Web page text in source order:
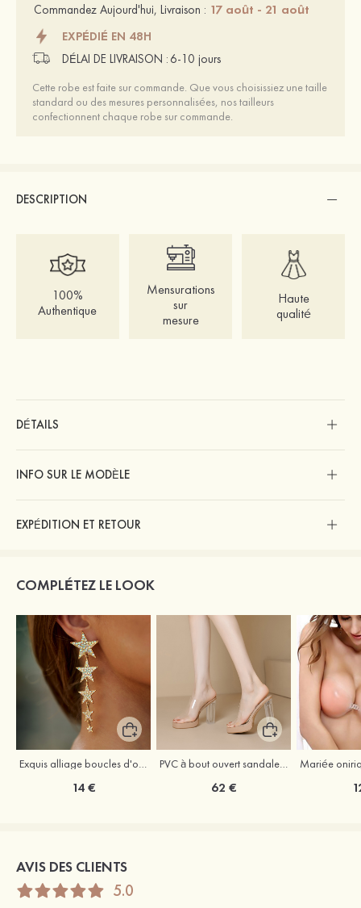
Commandez Aujourd'hui, Livraison : 17 août - 21 août
EXPÉDIÉ EN 48H
DÉLAI DE LIVRAISON : 6-10 jours
Cette robe est faite sur commande. Que vous choisissiez une taille
standard ou des mesures personnalisées, nos tailleurs
confectionnent chaque robe sur commande.
DESCRIPTION
100%
Authentique
Mensurations
sur
mesure
Haute
qualité
DÉTAILS
INFO SUR LE MODÈLE
EXPÉDITION ET RETOUR
COMPLÉTEZ LE LOOK
Exquis alliage boucles d'oreilles
14 €
PVC à bout ouvert sandaless talon bottier chaussures de mode
62 €
AVIS DES CLIENTS
5.0